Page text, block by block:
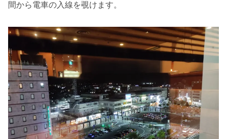
間から電車の入線を覗けます。